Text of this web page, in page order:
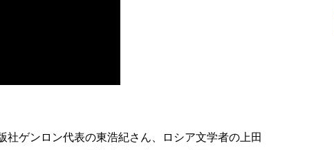
ゲンロン代表の東浩紀さん、ロシア文学者の上田